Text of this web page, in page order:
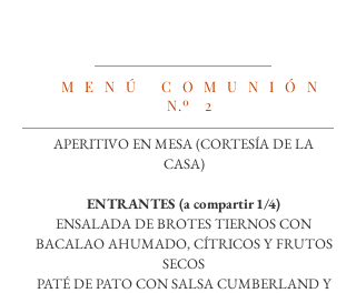
MENÚ COMUNIÓN
N.º
2
APERITIVO EN MESA (CORTESÍA DE LA
CASA)
ENTRANTES (a compartir 1/4)
ENSALADA DE BROTES TIERNOS CON
BACALAO AHUMADO, CÍTRICOS Y FRUTOS
SECOS
PATÉ DE PATO CON SALSA CUMBERLAND Y